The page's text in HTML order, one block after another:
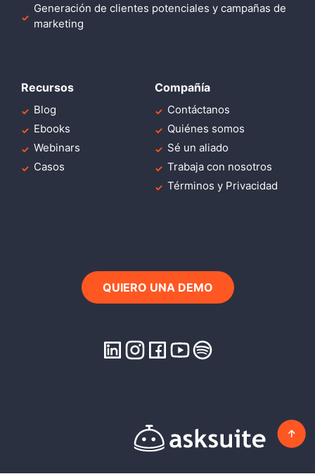
Generación de clientes potenciales y campañas de
marketing
Recursos
Blog
Ebooks
Webinars
Casos
Compañía
Contáctanos
Quiénes somos
Sé un aliado
Trabaja con nosotros
Términos y Privacidad
QUIERO UNA DEMO